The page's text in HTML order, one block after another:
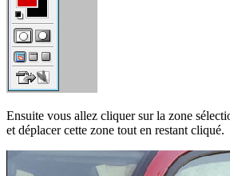
Ensuite vous allez cliquer sur la zone
et déplacer cette zone tout en restant cliqué.